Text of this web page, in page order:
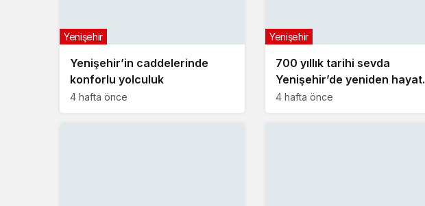
Yenişehir’in caddelerinde
konforlu yolculuk
Yenişehir
4 hafta önce
700 yıllık tarihi sevda
Yenişehir’de yeniden hayat
buldu
Yenişehir
4 hafta önce